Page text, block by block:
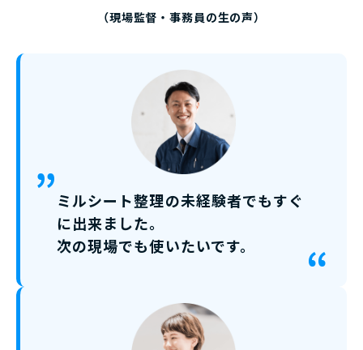
（現場監督・事務員の生の声）
ミルシート整理の未経験者でもすぐ
に出来ました。
次の現場でも使いたいです。